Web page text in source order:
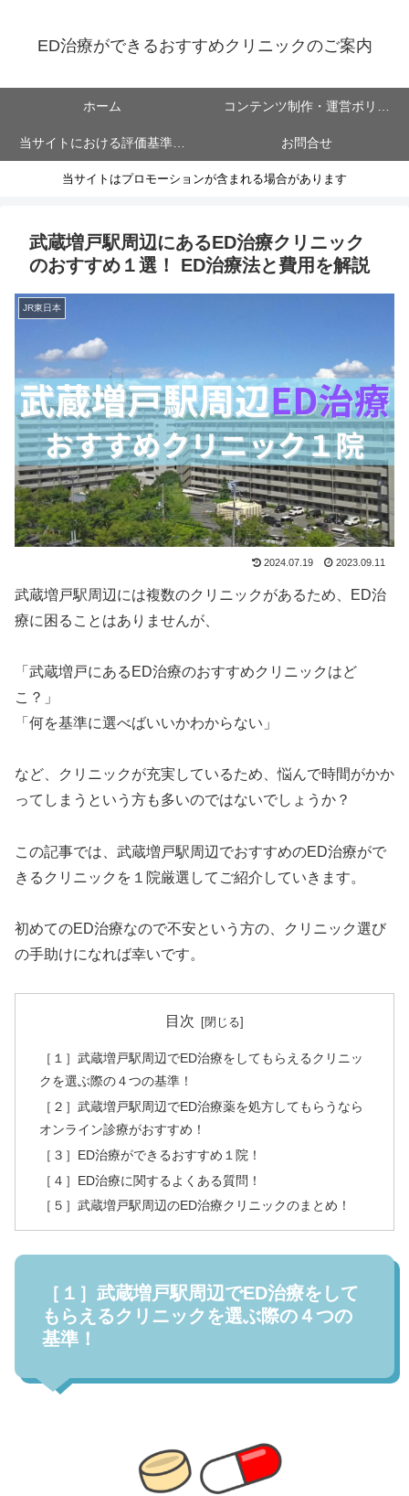
ED治療ができるおすすめクリニックのご案内
ホーム コンテンツ制作・運営ポリシ
ー
当サイトにおける評価基準に
ついて
お問合せ
当サイトはプロモーションが含まれる場合があります
武蔵増戸駅周辺にあるED治療クリニック
のおすすめ１選！ ED治療法と費用を解説
JR東日本
2024.07.19 2023.09.11
武蔵増戸駅周辺には複数のクリニックがあるため、ED治
療に困ることはありませんが、
「武蔵増戸にあるED治療のおすすめクリニックはど
こ？」
「何を基準に選べばいいかわからない」
など、クリニックが充実しているため、悩んで時間がかか
ってしまうという方も多いのではないでしょうか？
この記事では、武蔵増戸駅周辺でおすすめのED治療がで
きるクリニックを１院厳選してご紹介していきます。
初めてのED治療なので不安という方の、クリニック選び
の手助けになれば幸いです。
目次
［１］武蔵増戸駅周辺でED治療をしてもらえるクリニッ
クを選ぶ際の４つの基準！
［２］武蔵増戸駅周辺でED治療薬を処方してもらうなら
オンライン診療がおすすめ！
［３］ED治療ができるおすすめ１院！
［４］ED治療に関するよくある質問！
［５］武蔵増戸駅周辺のED治療クリニックのまとめ！
［１］武蔵増戸駅周辺でED治療をして
もらえるクリニックを選ぶ際の４つの
基準！